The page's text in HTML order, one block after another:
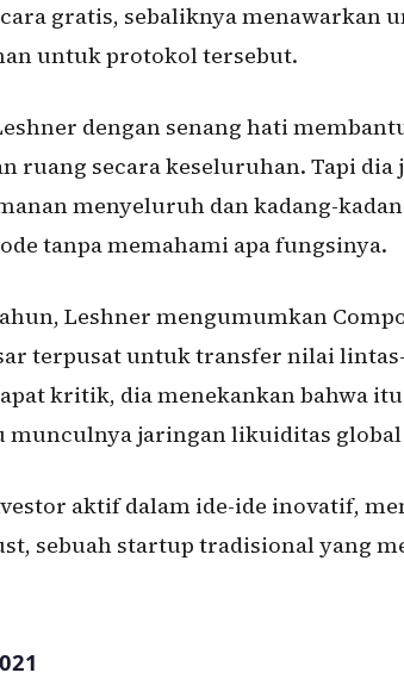
gratis, sebaliknya menawarkan
untuk protokol tersebut.
dengan senang hati
ruang secara keseluruhan. Tapi dia
menyeluruh dan kadang-
tanpa memahami apa fungsinya.
Leshner mengumumkan
terpusat untuk transfer nilai
kritik, dia menekankan bahwa
munculnya jaringan likuiditas
aktif dalam ide-ide inovatif,
sebuah startup tradisional yang